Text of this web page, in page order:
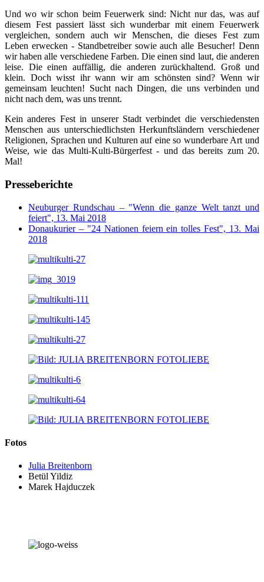
Und wo wir schon beim Feuerwerk sind: Nicht nur das, was auf
diesem Fest passiert lässt sich wunderbar mit einem Feuerwerk
vergleichen, sondern auch wir Menschen, die dieses Fest zum
Leben erwecken - Standbetreiber sowie auch alle Besucher! Denn
wir haben alle verschiedene Farben. Die einen sind laut, die anderen
leise. Die einen auffällig, die anderen zurückhaltend. Groß und
klein. Doch wisst ihr wann wir am schönsten sind? Wenn wir
gemeinsam leuchten! Sucht nach Dingen, die uns verbinden und
nicht nach dem, was uns trennt.
Kein anderes Fest in unserer Stadt verbindet die verschiedensten
Menschen aus unterschiedlichsten Herkunftsländern verschiedener
Religionen, Sprachen und Kulturen auf eine so wunderbare Art und
Weise, wie das Multi-Kulti-Bürgerfest - und das bereits zum 20.
Mal!
Presseberichte
Neuburger Rundschau – "Wenn die ganze Welt tanzt und
feiert", 13. Mai 2018
Donaukurier – "24 Nationen feiern ein tolles Fest", 13. Mai
2018
Fotos
Julia Breitenborn
Betül Yildiz
Marek Hajduczek